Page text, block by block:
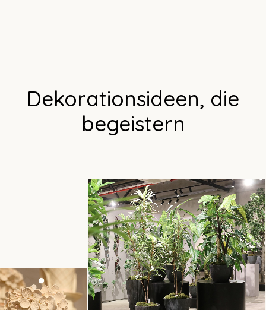
Dekorationsideen, die
begeistern